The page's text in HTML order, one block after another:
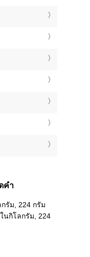
คำ
รัม, 224 กรัม
นกิโลกรัม, 224